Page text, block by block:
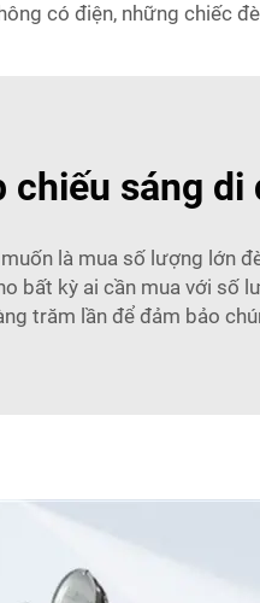
có điện, những chiếc
chiếu sáng
là mua số lượng lớn
bất kỳ ai cần mua với số
trăm lần để đảm bảo